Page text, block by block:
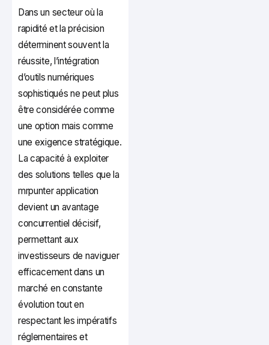
Dans un secteur où la
rapidité et la précision
déterminent souvent la
réussite, l’intégration
d’outils numériques
sophistiqués ne peut plus
être considérée comme
une option mais comme
une exigence stratégique.
La capacité à exploiter
des solutions telles que la
mrpunter application
devient un avantage
concurrentiel décisif,
permettant aux
investisseurs de naviguer
efficacement dans un
marché en constante
évolution tout en
respectant les impératifs
réglementaires et